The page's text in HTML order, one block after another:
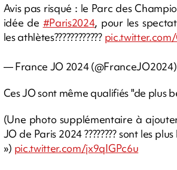
Avis pas risqué : le Parc des
idée de #Paris2024, pour les
les athlètes????????????
— France JO 2024 (@FranceJO2024)
Ces JO sont même qualifiés "de plus
(Une photo supplémentaire à
JO de Paris 2024 ???????? sont les
») pic.twitter.com/jx9qIGPc6u